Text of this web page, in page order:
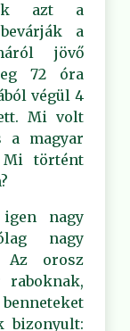
azt a
a
jövő
72 óra
végül 4
Mi volt
a magyar
történt
nagy
nagy
Az orosz
bizonyult: